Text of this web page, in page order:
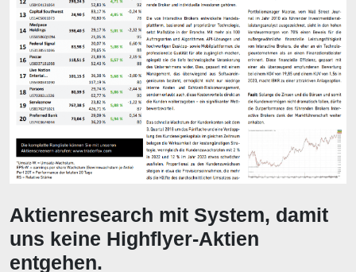
Aktienresearch mit System, damit
uns keine Highflyer-Aktien
entgehen.